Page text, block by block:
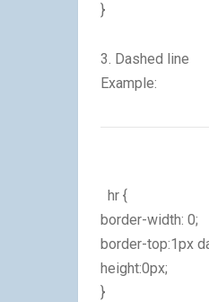
}
3. Dashed line
Example:
hr {
border-width: 0;
border-top:1px
height:0px;
}